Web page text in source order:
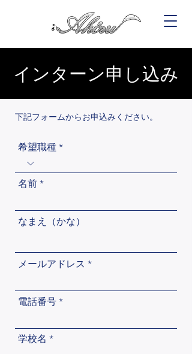
インターン申し込み
下記フォームからお申込みください。
希望職種
名前
なまえ（かな）
メールアドレス
電話番号
学校名